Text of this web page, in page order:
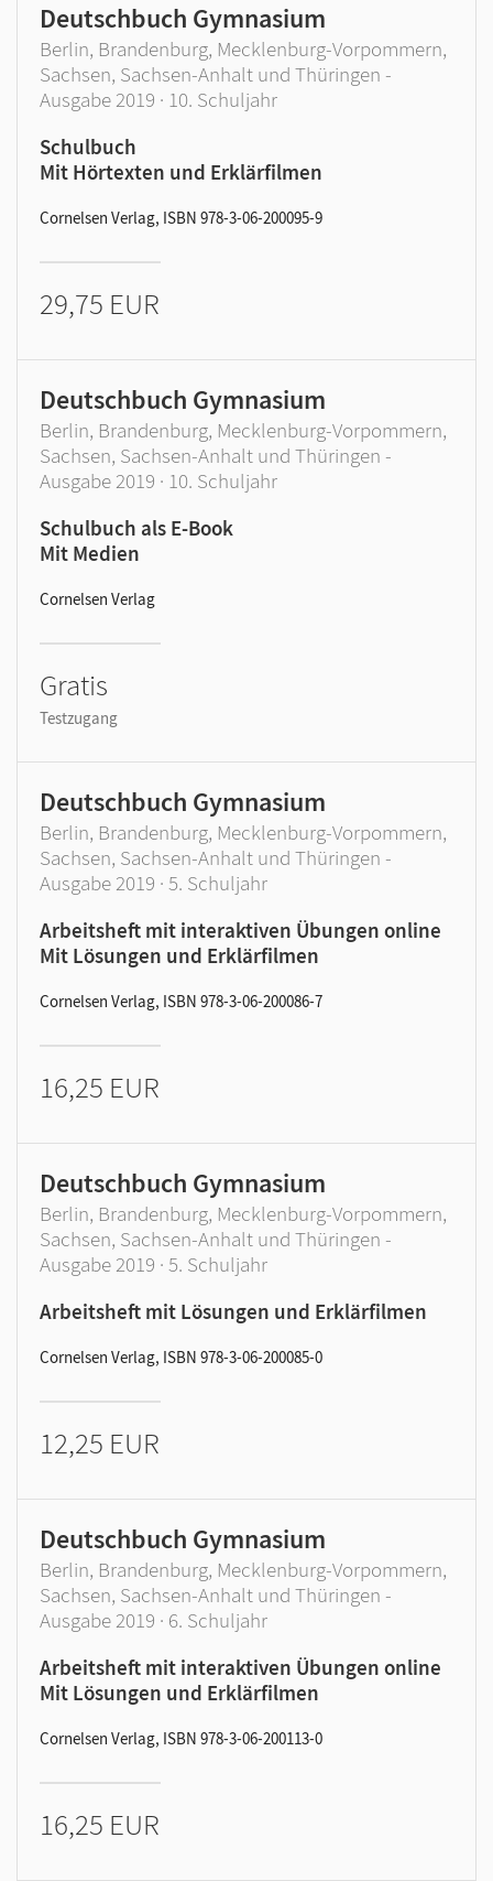
Deutschbuch Gymnasium
Berlin, Brandenburg, Mecklenburg-Vorpommern,
Sachsen, Sachsen-Anhalt und Thüringen -
Ausgabe 2019 · 10. Schuljahr
Schulbuch
Mit Hörtexten und Erklärfilmen
Cornelsen Verlag, ISBN 978-3-06-200095-9
29,75 EUR
Deutschbuch Gymnasium
Berlin, Brandenburg, Mecklenburg-Vorpommern,
Sachsen, Sachsen-Anhalt und Thüringen -
Ausgabe 2019 · 10. Schuljahr
Schulbuch als E-Book
Mit Medien
Cornelsen Verlag
Gratis
Testzugang
Deutschbuch Gymnasium
Berlin, Brandenburg, Mecklenburg-Vorpommern,
Sachsen, Sachsen-Anhalt und Thüringen -
Ausgabe 2019 · 5. Schuljahr
Arbeitsheft mit interaktiven Übungen online
Mit Lösungen und Erklärfilmen
Cornelsen Verlag, ISBN 978-3-06-200086-7
16,25 EUR
Deutschbuch Gymnasium
Berlin, Brandenburg, Mecklenburg-Vorpommern,
Sachsen, Sachsen-Anhalt und Thüringen -
Ausgabe 2019 · 5. Schuljahr
Arbeitsheft mit Lösungen und Erklärfilmen
Cornelsen Verlag, ISBN 978-3-06-200085-0
12,25 EUR
Deutschbuch Gymnasium
Berlin, Brandenburg, Mecklenburg-Vorpommern,
Sachsen, Sachsen-Anhalt und Thüringen -
Ausgabe 2019 · 6. Schuljahr
Arbeitsheft mit interaktiven Übungen online
Mit Lösungen und Erklärfilmen
Cornelsen Verlag, ISBN 978-3-06-200113-0
16,25 EUR